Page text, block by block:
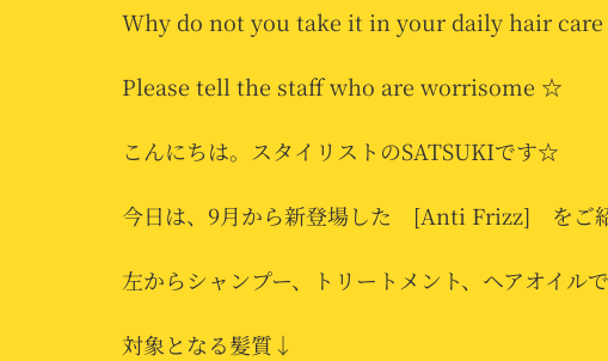
Why do not you take it in your daily hair care
Please tell the staff who are worrisome ☆
こんにちは。スタイリストのSATSUKIです☆
今日は、9月から新登場した [Anti Frizz] をご紹
左からシャンプー、トリートメント、ヘアオイルで
対象となる髪質↓